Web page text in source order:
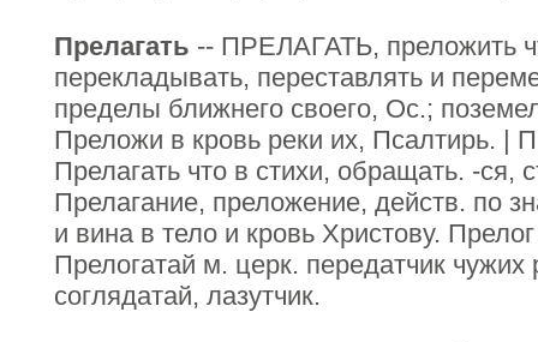
Прелагать -- ПРЕЛАГАТЬ, преложить
перекладывать, переставлять и
пределы ближнего своего, Ос.;
Преложи в кровь реки их, Псалтирь. |
Прелагать что в стихи, обращать. -ся,
Прелагание, преложение, действ. по
и вина в тело и кровь Христову.
Прелогатай м. церк. передатчик чужих
соглядатай, лазутчик.